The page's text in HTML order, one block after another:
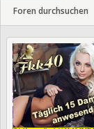
Foren durchsuchen